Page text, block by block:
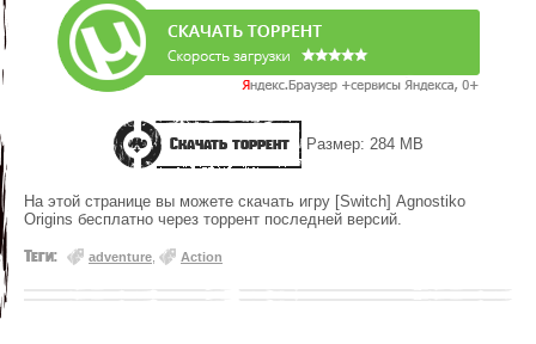
Скачать торрент Размер: 284 MB
На этой странице вы можете скачать игру [Switch] Agnostiko
Origins бесплатно через торрент последней версий.
Теги: adventure Action